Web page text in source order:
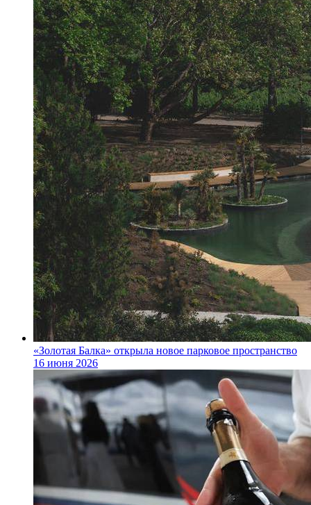
«Золотая Балка» открыла новое парковое пространство
16 июня 2026